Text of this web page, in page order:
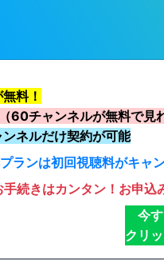
料！
60チャンネルが無料で見
ネルだけ契約が可能
プランは初回視聴料がキャ
手続きはカンタン！お申込
今
クリ